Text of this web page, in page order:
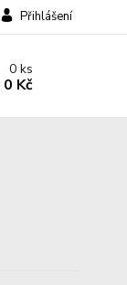
Přihlášení
0ks
0 Kč